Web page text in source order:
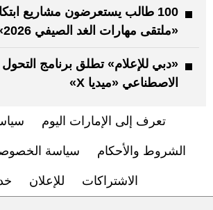
100 طالب يستعرضون مشاريع
«ملتقى مهارات الغد الصيفي 2026»
«دبي للإعلام» تطلق برنامج التحول
الاصطناعي «ميديا X»
تعرف إلى الإمارات اليوم
الشروط والأحكام سياسة
الاشتراكات للإعلان